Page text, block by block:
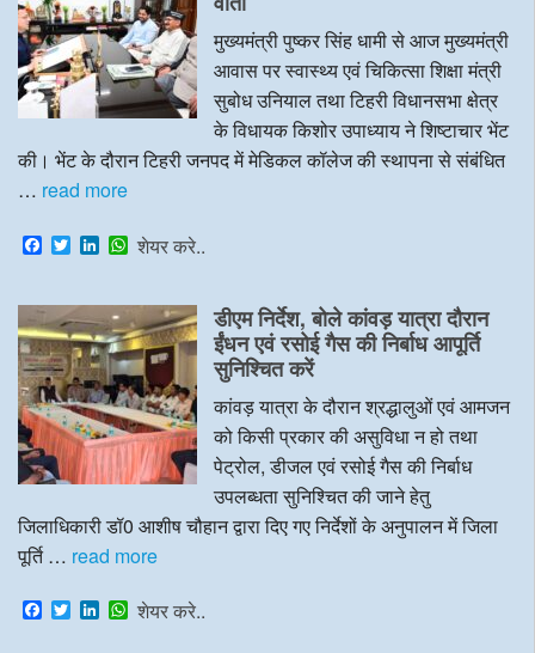
मुख्यमंत्री पुष्कर सिंह धामी से आज मुख्यमंत्री
आवास पर स्वास्थ्य एवं चिकित्सा शिक्षा मंत्री
सुबोध उनियाल तथा टिहरी विधानसभा क्षेत्र
के विधायक किशोर उपाध्याय ने शिष्टाचार भेंट
की। भेंट के दौरान टिहरी जनपद में मेडिकल कॉलेज की स्थापना से संबंधित
… read more
F
a
e
b
o
o
k
T
w
t
t
e
r
L
k
e
d
I
n
W
t
s
A
p
p
शेयर करे..
डीएम निर्देश, बोले कांवड़ यात्रा दौरान
ईंधन एवं रसोई गैस की निर्बाध आपूर्ति
सुनिश्चित करें
कांवड़ यात्रा के दौरान श्रद्धालुओं एवं आमजन
को किसी प्रकार की असुविधा न हो तथा
पेट्रोल, डीजल एवं रसोई गैस की निर्बाध
उपलब्धता सुनिश्चित की जाने हेतु
जिलाधिकारी डॉ0 आशीष चौहान द्वारा दिए गए निर्देशों के अनुपालन में जिला
पूर्ति … read more
F
a
T
w
L W
शेयर करे..